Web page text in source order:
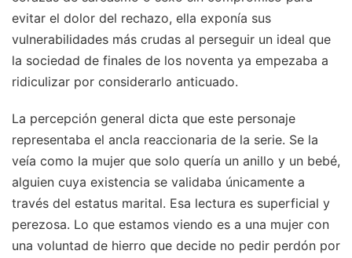
evitar el dolor del rechazo, ella exponía sus
vulnerabilidades más crudas al perseguir un ideal que
la sociedad de finales de los noventa ya empezaba a
ridiculizar por considerarlo anticuado.
La percepción general dicta que este personaje
representaba el ancla reaccionaria de la serie. Se la
veía como la mujer que solo quería un anillo y un bebé,
alguien cuya existencia se validaba únicamente a
través del estatus marital. Esa lectura es superficial y
perezosa. Lo que estamos viendo es a una mujer con
una voluntad de hierro que decide no pedir perdón por